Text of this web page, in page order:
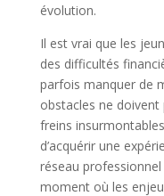
évolution.
Il est vrai que les
des difficultés
parfois manquer de
obstacles ne
freins
d’acquérir une
réseau
moment où les